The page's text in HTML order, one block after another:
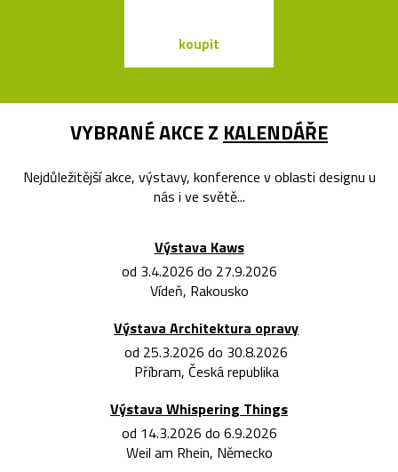
koupit
VYBRANÉ AKCE Z KALENDÁŘE
Nejdůležitější akce, výstavy, konference v oblasti designu u
nás i ve světě...
Výstava Kaws
od 3.4.2026 do 27.9.2026
Vídeň, Rakousko
Výstava Architektura opravy
od 25.3.2026 do 30.8.2026
Příbram, Česká republika
Výstava Whispering Things
od 14.3.2026 do 6.9.2026
Weil am Rhein, Německo